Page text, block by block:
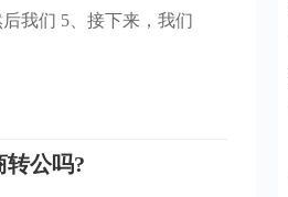
我们 5、接下来，我们
转公吗?